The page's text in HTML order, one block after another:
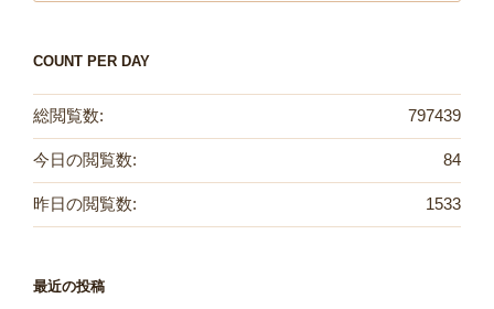
COUNT PER DAY
797439
総閲覧数:
84
今日の閲覧数:
1533
昨日の閲覧数:
最近の投稿